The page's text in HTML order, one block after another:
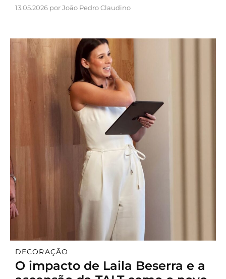
13.05.2026 por João Pedro Claudino
DECORAÇÃO
O impacto de Laila Beserra e a